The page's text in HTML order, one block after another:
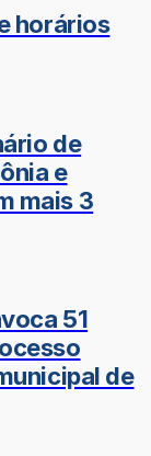
horários
de
e
mais 3
51
de